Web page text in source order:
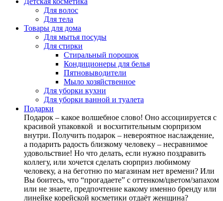
Для волос
Для тела
Товары для дома
Для мытья посуды
Для стирки
Стиральный порошок
Кондиционеры для белья
Пятновыводители
Мыло хозяйственное
Для уборки кухни
Для уборки ванной и туалета
Подарки
Подарок – какое волшебное слово! Оно ассоциируется с
красивой упаковкой и восхитительным сюрпризом
внутри. Получить подарок – невероятное наслаждение,
а подарить радость близкому человеку – несравнимое
удовольствие! Но что делать, если нужно поздравить
коллегу, или хочется сделать сюрприз любимому
человеку, а на беготню по магазинам нет времени? Или
Вы боитесь, что “прогадаете” с оттенком/цветом/запахом
или не знаете, предпочтение какому именно бренду или
линейке корейской косметики отдаёт женщина?